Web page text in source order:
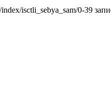
isctli_sebya_sam/0-39